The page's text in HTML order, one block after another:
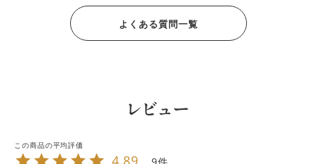
よくある質問一覧
レビュー